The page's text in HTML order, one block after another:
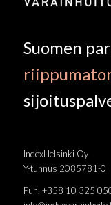
Suomen
IndexHelsinki Oy
Y-tunnus 2085781-0
Puh. +358 10 325